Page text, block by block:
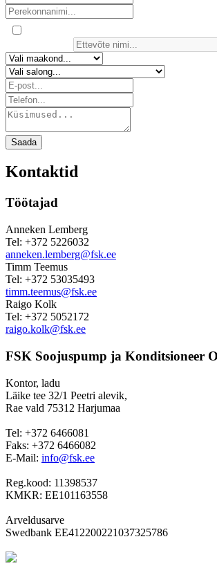
Saada
Kontaktid
Töötajad
Anneken Lemberg
Tel: +372 5226032
anneken.lemberg@fsk.ee
Timm Teemus
Tel: +372 53035493
timm.teemus@fsk.ee
Raigo Kolk
Tel: +372 5052172
raigo.kolk@fsk.ee
FSK Soojuspump ja Konditsioneer
Kontor, ladu
Läike tee 32/1 Peetri alevik,
Rae vald 75312 Harjumaa
Tel: +372 6466081
Faks: +372 6466082
E-Mail: info@fsk.ee
Reg.kood: 11398537
KMKR: EE101163558
Arveldusarve
Swedbank EE412200221037325786